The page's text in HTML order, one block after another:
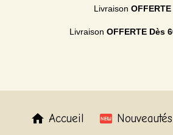
Livraison OFFERTE
Livraison OFFERTE Dès
Accueil Nouveautés